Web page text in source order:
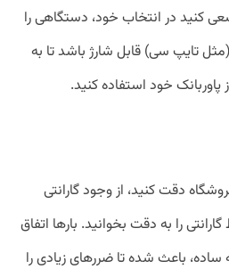
کنید در انتخاب خود، دستگاهی را
تایپ سی) قابل شارژ باشد تا به
خود استفاده کنید.
دقت کنید، از وجود گارانتی
را به دقت بخوانید. بارها اتفاق
باعث شده تا ضررهای زیادی را